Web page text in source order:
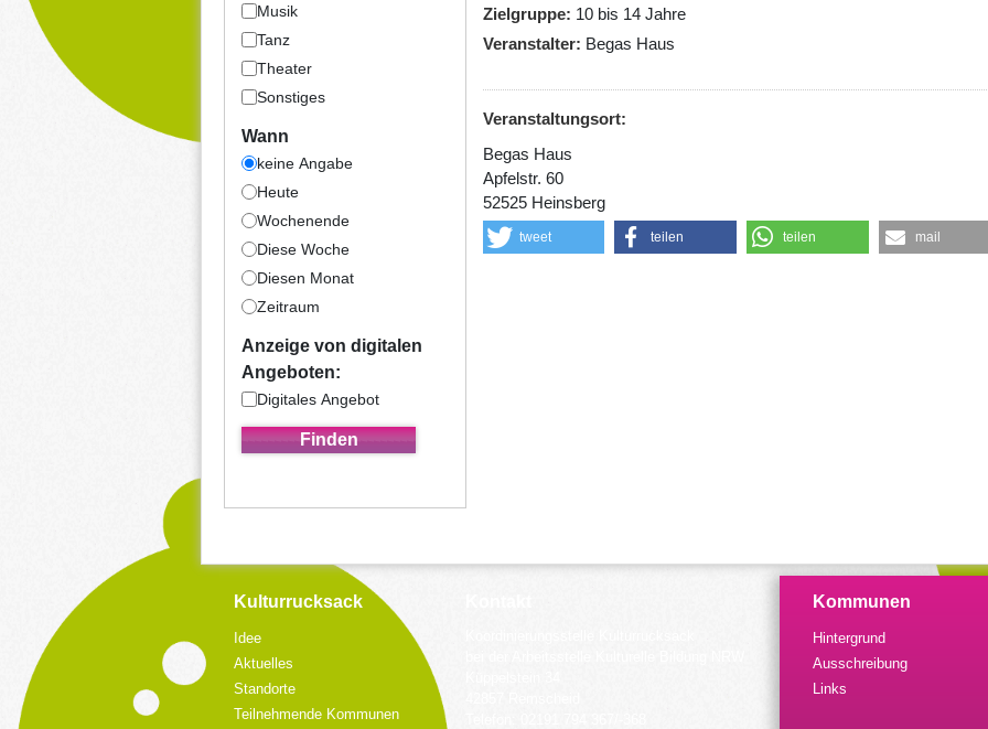
Musik
Tanz
Theater
Sonstiges
Wann
keine Angabe
Heute
Wochenende
Diese Woche
Diesen Monat
Zeitraum
Anzeige von digitalen
Angeboten:
Digitales Angebot
Zielgruppe
10 bis 14 Jahre
Veranstalter
Begas Haus
Veranstaltungsort:
Begas Haus
Apfelstr. 60
52525 Heinsberg
tweet teilen teilen mail
Kulturrucksack
Idee
Aktuelles
Standorte
Teilnehmende Kommunen
Kommunen
Hintergrund
Ausschreibung
Links